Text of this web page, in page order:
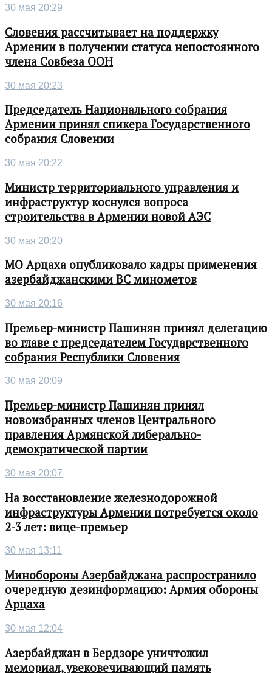
30 мая 20:29
Словения рассчитывает на поддержку
Армении в получении статуса непостоянного
члена Совбеза ООН
30 мая 20:23
Председатель Национального собрания
Армении принял спикера Государственного
собрания Словении
30 мая 20:22
Министр территориального управления и
инфраструктур коснулся вопроса
строительства в Армении новой АЭС
30 мая 20:20
МО Арцаха опубликовало кадры применения
азербайджанскими ВС минометов
30 мая 20:16
Премьер-министр Пашинян принял делегацию
во главе с председателем Государственного
собрания Республики Словения
30 мая 20:09
Премьер-министр Пашинян принял
новоизбранных членов Центрального
правления Армянской либерально-
демократической партии
30 мая 20:07
На восстановление железнодорожной
инфраструктуры Армении потребуется около
2-3 лет: вице-премьер
30 мая 13:11
Минобороны Азербайджана распространило
очередную дезинформацию: Армия обороны
Арцаха
30 мая 12:04
Азербайджан в Бердзоре уничтожил
мемориал, увековечивающий память